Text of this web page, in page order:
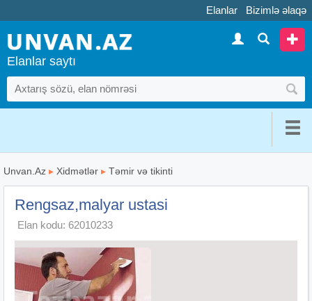
Elanlar Bizimlə əlaqə
Elanlar saytı
Unvan.Az ▸ Xidmətlər ▸ Təmir və tikinti
Rengsaz,malyar ustasi
Elan kodu: 62010233